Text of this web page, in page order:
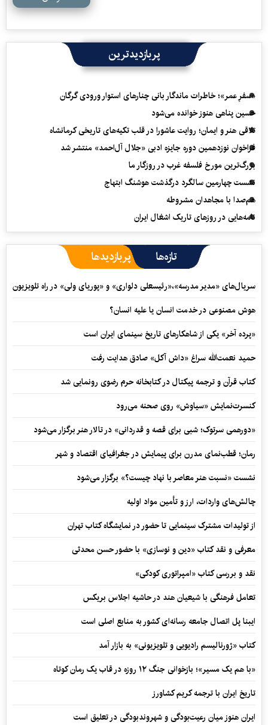
پربازدیدترین
«سفرِ عمر»؛ خاطرات ماندگار بانی چنارهای استوار ورودی گرگان
حسین پناهی هنوز خوانده می‌شود
تلاقی هنر و ایمان؛ روایت عاشورا در قلب تکیه‌های تاریخی کرمانشاه
فراخوان نوزدهمین دوره جایزه ادبی «جلال آل‌احمد» منتشر شد
بزرگ‌ترین مورخ فلسفه غرب در روزگار ما
نشست چهارمین سالگرد درگذشت هوشنگ ابتهاج
هم‌صدا با مجاهدان مشروطه
نامه‌هایی در روزهای تاریک اشغال ایران
تازه‌ها پربازدیدها
سریال‌های «مدیر مدرسه»،«رئیسعلی دلواری» و «پوریای ولی» در راه تلویزیون
هوش مصنوعی در خدمت انسان یا علیه انسان؟
«پرده آخر» یکی از شاهکارهای تاریخ سینمای ایران است
حمید نعمت‌‏الله سراغ «داش آکل» صادق هدایت رفت
کتاب قرآن و ترجمه پیکتال در کتابخانه حرم رضوی رونمایی شد
کنسرت‌نمایش «سیاوش» روی صحنه می‌رود
«دورهمی سرتوک؛ شبی برای قصه و قدردانی» در تالار هنر برگزار می‌شود
رمان؛ قطب‌نمای مدرن برای پیمایش در جغرافیای اقتصاد و شهر
نشست «نسبت هنر معاصر با نهاد چیست؟» برگزار می‌شود
چالش‌های واردات، ارز و تأمین مواد اولیه
از تولیدات مشترک سینمایی تا حضور در نمایشگاه کتاب تهران
معرفی و نقد کتاب «دین و نوسازی» با حضور حسن محدثی
نقد و بررسی کتاب «امپراتوری کودکی»
تعامل فرهنگی با شیعیان هند در حاشیه اجلاس بریکس
ایبنا پل اتصال جامعه رسانه‌ای کشور به منابع اصلی است
کتاب «ژورنالیسم رادیویی و تلویزیونی» به بازار آمد
«با هم یک مسیر»؛ بازخوانی جنگ ۱۲ روزه در قاب یک رمان کوتاه
تاریخ ایران با ترجمه کریم کشاورز
ایران هنوز میان رعیت‌بودگی و شهروندبودگی در تعلیق است